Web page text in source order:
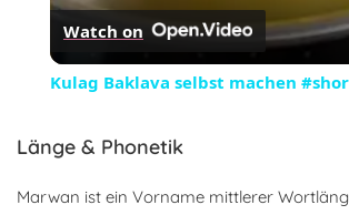
Watch on
Kulag Baklava selbst machen
Länge & Phonetik
Marwan ist ein Vorname mittlerer